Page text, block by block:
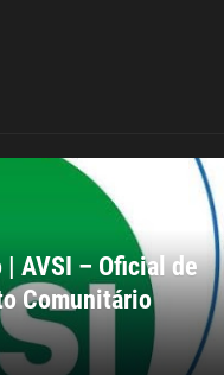
AVSI – Oficial de
Comunitário